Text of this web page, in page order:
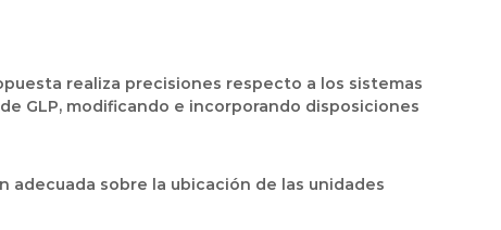
realiza precisiones respecto a los sistemas
GLP, modificando e incorporando disposiciones
adecuada sobre la ubicación de las unidades